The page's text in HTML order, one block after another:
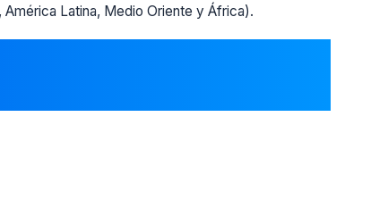
Latina, Medio Oriente y África).